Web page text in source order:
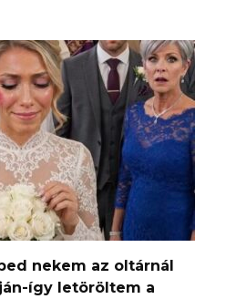
nekem az oltárnál
így letöröltem a